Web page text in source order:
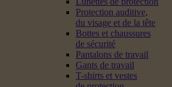
Protection auditive,
du visage et de la tête
Bottes et chaussures
de sécurité
Pantalons de travail
Gants de travail
T-shirts et vestes